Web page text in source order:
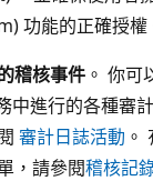
功能的正確授權
稽核事件 。 你可
進行的各種審
審計日誌活動 。
，請參閱稽核記